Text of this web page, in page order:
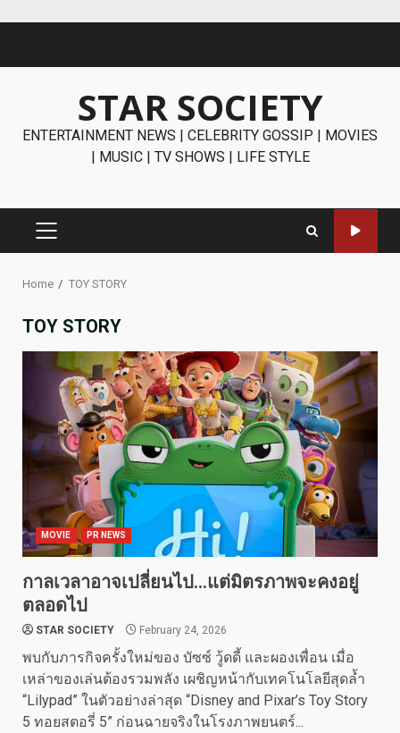
STAR SOCIETY
ENTERTAINMENT NEWS | CELEBRITY GOSSIP | MOVIES
| MUSIC | TV SHOWS | LIFE STYLE
PRIMARY
Home TOY STORY
TOY STORY
MOVIE PR NEWS
กาลเวลาอาจเปลี่ยนไป…แต่มิตรภาพจะคงอยู่
ตลอดไป
STAR SOCIETY February 24, 2026
พบกับภารกิจครั้งใหม่ของ บัซซ์ วู้ดดี้ และผองเพื่อน เมื่อ
เหล่าของเล่นต้องรวมพลัง เผชิญหน้ากับเทคโนโลยีสุดล้ำ
“Lilypad” ในตัวอย่างล่าสุด “Disney and Pixar’s Toy Story
5 ทอยสตอรี่ 5” ก่อนฉายจริงในโรงภาพยนตร์...